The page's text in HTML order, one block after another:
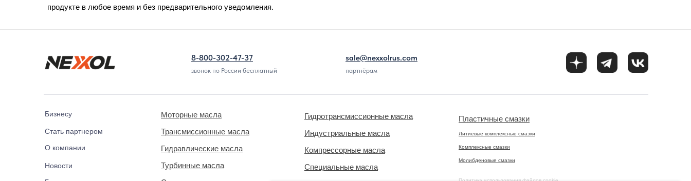
продукте в любое время и без предварительного уведомления.
партнёрам
8-800-302-47-37
звонок по России бесплатный
sale@nexxolrus.com
Бизнесу
Стать партнером
О компании
Новости
Моторные масла
Трансмиссионные масла
Гидравлические масла
Гидротрансмиссионные масла
Индустриальные масла
Компрессорные масла
Пластичные смазки
Специальные масла
Литиевые комплексные смазки
Комплексные смазки
Молибденовые смазки
Турбинные масла